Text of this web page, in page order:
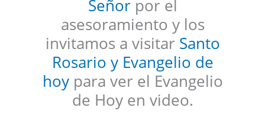
Señorpor el
asesoramiento y los
invitamos a visitar Santo
Rosario y Evangelio de
hoypara ver el Evangelio
de Hoy en video.